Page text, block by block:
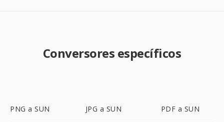
Conversores específicos
PNG a SUN JPG a SUN PDF a SUN